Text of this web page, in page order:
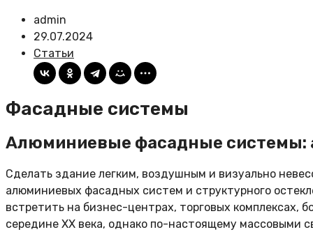
admin
29.07.2024
Статьи
Фасадные системы
Алюминиевые фасадные системы:
Сделать здание легким, воздушным и визуально
алюминиевых фасадных систем и структурного
встретить на бизнес-центрах, торговых комплексах,
середине XX века, однако по-настоящему массовыми